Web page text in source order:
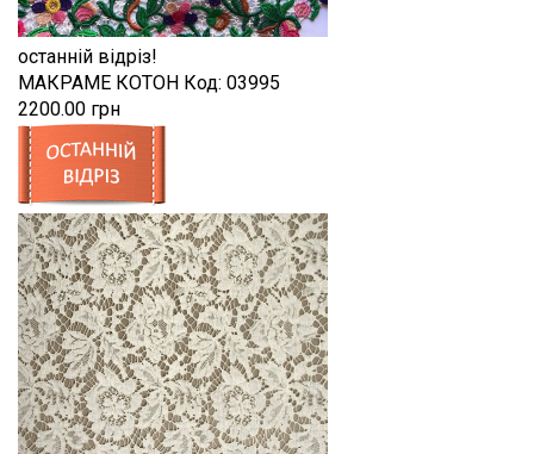
останній відріз!
МАКРАМЕ КОТОН Код: 03995
2200.00 грн